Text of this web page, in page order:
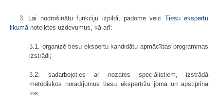
3. Lai nodrošinātu funkciju izpildi, padome veic Tiesu ekspertu
likumānoteiktos uzdevumus, kā arī:
3.1. organizē tiesu ekspertu kandidātu apmācības programmas
izstrādi;
3.2. sadarbojoties ar nozares speciālistiem, izstrādā
metodiskos norādījumus tiesu ekspertīžu jomā un apstiprina
tos;